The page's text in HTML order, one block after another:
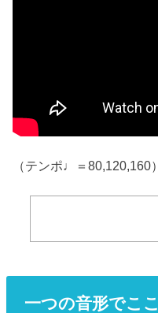
（テンポ♩＝80,120,160）
一つの音形でこ